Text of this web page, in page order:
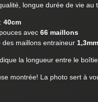
longue durée de vie au
40cm
avec 66 maillons
des maillons entraineur 1,3mm
la longueur entre le
montrée! La photo sert à